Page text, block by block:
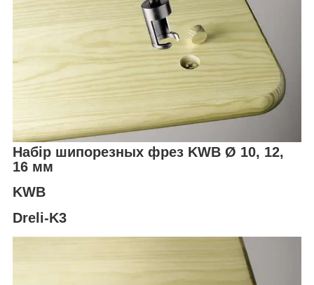
Набір шипорезных фрез KWB Ø 10, 12,
16 мм
KWB
Dreli-K3